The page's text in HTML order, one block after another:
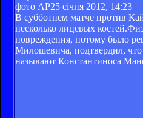
фото АР25 січня 2012, 14:23
В субботнем матче против
несколько лицевых
повреждения, потому было
Милошевича, подтвердил,
называют Константиноса